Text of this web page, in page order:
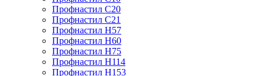
Профнастил С20
Профнастил С21
Профнастил Н57
Профнастил Н60
Профнастил Н75
Профнастил Н114
Профнастил Н153